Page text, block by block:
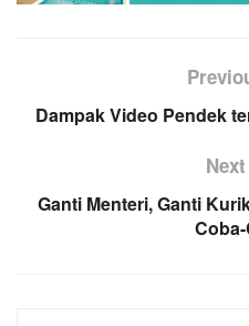
Dampak Video Pendek
Ganti Menteri, Ganti